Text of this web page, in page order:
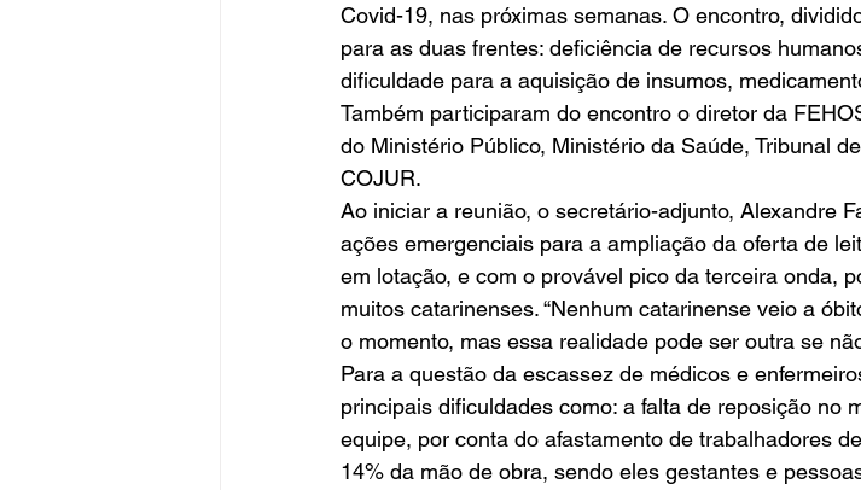
Covid-19, nas próximas semanas. O encontro,
para as duas frentes: deficiência de recursos
dificuldade para a aquisição de insumos,
Também participaram do encontro o diretor da
do Ministério Público, Ministério da Saúde, Tribunal
COJUR.
Ao iniciar a reunião, o secretário-adjunto, Alexandre
ações emergenciais para a ampliação da oferta de
em lotação, e com o provável pico da terceira onda,
muitos catarinenses. “Nenhum catarinense veio a
o momento, mas essa realidade pode ser outra se
Para a questão da escassez de médicos e
principais dificuldades como: a falta de reposição no
equipe, por conta do afastamento de trabalhadores
14% da mão de obra, sendo eles gestantes e